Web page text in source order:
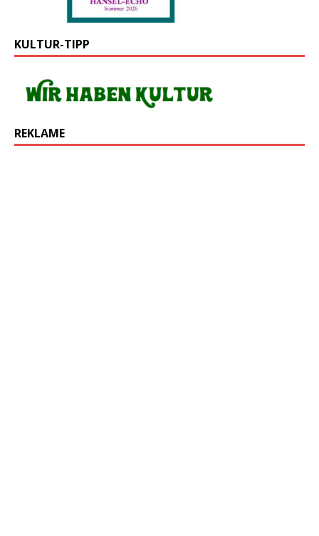
KULTUR-TIPP
REKLAME